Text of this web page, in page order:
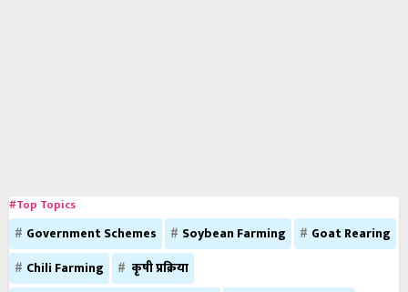
#Top Topics
Government Schemes Soybean Farming
Goat Rearing
Chili Farming
कृषी प्रक्रिया